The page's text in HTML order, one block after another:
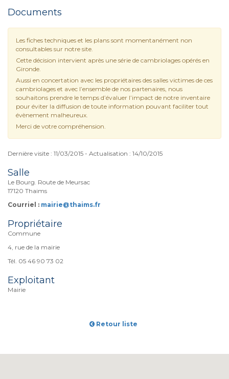
Documents
Les fiches techniques et les plans sont momentanément non
consultables sur notre site.
Cette décision intervient après une série de cambriolages opérés en
Gironde.
Aussi en concertation avec les propriétaires des salles victimes de ces
cambriolages et avec l’ensemble de nos partenaires, nous
souhaitons prendre le temps d’évaluer l’impact de notre inventaire
pour éviter la diffusion de toute information pouvant faciliter tout
évènement malheureux.
Merci de votre compréhension.
Dernière visite : 11/03/2015 - Actualisation : 14/10/2015
Salle
Le Bourg. Route de Meursac
17120 Thaims
Courriel : mairie@thaims.fr
Propriétaire
Commune
4, rue de la mairie
Tél. 05 46 90 73 02
Exploitant
Mairie
Retour liste